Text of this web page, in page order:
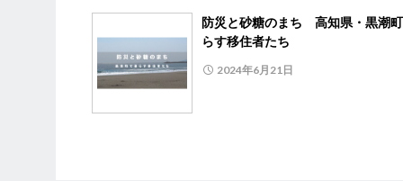
防災と砂糖のまち 高知県・黒潮
らす移住者たち
2024年6月21日